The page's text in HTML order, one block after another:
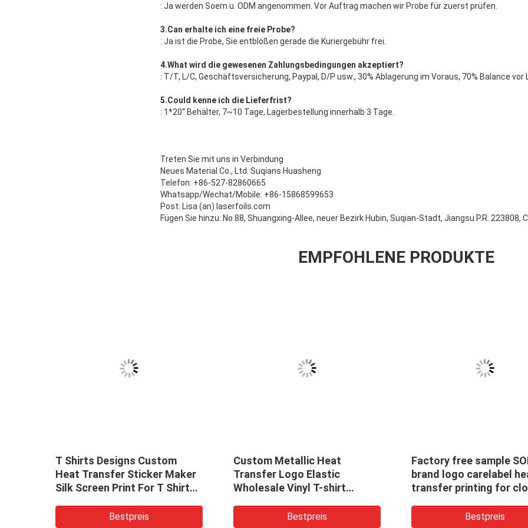
: Ja werden Soem u. ODM angenommen. Vor Auftrag machen wir Probe für zuerst prüfen.
3.Can erhalte ich eine freie Probe?
: Ja ist die Probe, Sie entblößen gerade die Kuriergebühr frei.
4.What wird die gewesenen Zahlungsbedingungen akzeptiert?
: T/T, L/C, Geschäftsversicherung, Paypal, D/P usw., 30% Ablagerung im Voraus, 70% Balance vor
5.Could kenne ich die Lieferfrist?
: 1*20“ Behälter, 7~10 Tage, Lagerbestellung innerhalb 3 Tage.
Treten Sie mit uns in Verbindung
Neues Material Co., Ltd. Suqians Huasheng
Telefon: +86-527-82860665
Whatsapp/Wechat/Mobile: +86-15868599653
Post: Lisa (an) laserfoils.com
Fügen Sie hinzu: No.88, Shuangxing-Allee, neuer Bezirk Hubin, Suqian-Stadt, Jiangsu P.R. 223808,
EMPFOHLENE PRODUKTE
T Shirts Designs Custom
Heat Transfer Sticker Maker
Silk Screen Print For T Shirt
Bestpreis
Custom Metallic Heat
Transfer Logo Elastic
Wholesale Vinyl T-shirt
Bestpreis
Factory free sample
brand logo carelabel
transfer printing for
Bestpreis